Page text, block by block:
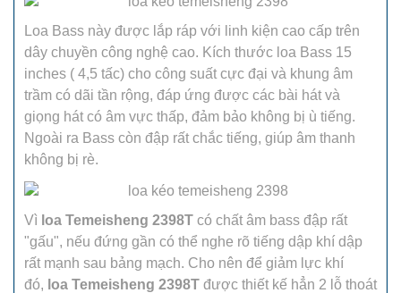
Loa Bass này được lắp ráp với linh kiện cao cấp trên
dây chuyền công nghệ cao. Kích thước loa Bass 15
inches ( 4,5 tấc) cho công suất cực đại và khung âm
trầm có dãi tần rộng, đáp ứng được các bài hát và
giọng hát có âm vực thấp, đảm bảo không bị ù tiếng.
Ngoài ra Bass còn đập rất chắc tiếng, giúp âm thanh
không bị rè.
Vì loa Temeisheng 2398T có chất âm bass đập rất
"gấu", nếu đứng gần có thể nghe rõ tiếng dập khí dập
rất mạnh sau bảng mạch. Cho nên để giảm lực khí
đó, loa Temeisheng 2398T được thiết kế hẳn 2 lỗ thoát